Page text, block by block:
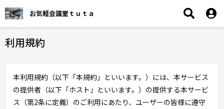
お気軽会議室ｔｕｔａ
利用規約
本利用規約（以下「本規約」といいます。）には、本サービス
の提供者（以下「ホスト」といいます。）の提供する本サービ
ス（第2条に定義）のご利用にあたり、ユーザーの皆様に遵守